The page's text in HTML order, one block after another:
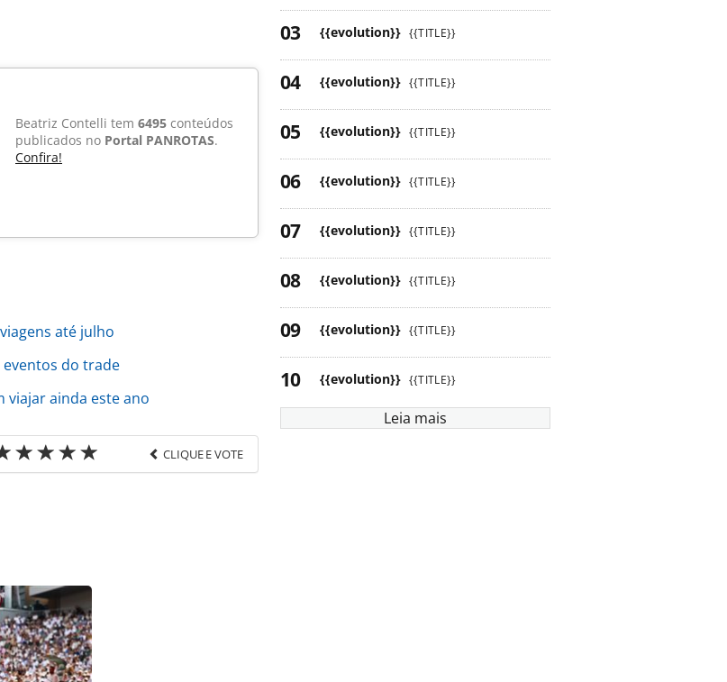
Beatriz Contelli tem 6495 conteúdos
publicados no Portal PANROTAS.
Confira!
até julho
do trade
viajar ainda este ano
CLIQUE E VOTE
e-politica/2020/04/livelo-cria-semana-
ou as ferramentas
PANROTAS Editora é protegido
reproduza o conteúdo sem
{{evolution}} {{TITLE}}
{{evolution}} {{TITLE}}
{{evolution}} {{TITLE}}
{{evolution}} {{TITLE}}
{{evolution}} {{TITLE}}
{{evolution}} {{TITLE}}
{{evolution}} {{TITLE}}
{{evolution}} {{TITLE}}
Leia mais